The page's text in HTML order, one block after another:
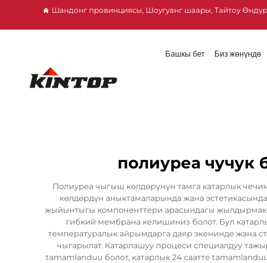
Шандонг провинциясы, Шоугуанг шаары, Тайтоу
Башкы бет Биз жөнүндө
полиуреа чучук
Полиуреа чыгыш көлдөрүнүн тамга катарлык
көлдөрдүн аныктамаларында жана
жыйынтыгы компоненттери арасындагы
гибкий мембрана келишиниз болот. Бул
температуралык айрымдарга даяр экенинде жана
чыгарылат. Катарлашуу процеси специалдуу
tamamlanduu болот, катарлык 24 саатте